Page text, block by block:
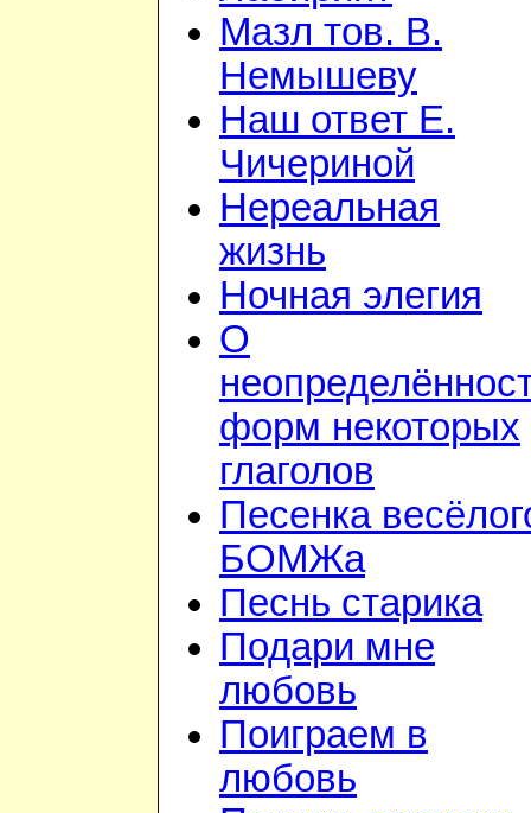
Мазл тов. В.
Немышеву
Наш ответ Е.
Чичериной
Нереальная
жизнь
Ночная элегия
О
форм некоторых
глаголов
Песенка
БОМЖа
Песнь старика
Подари мне
любовь
Поиграем в
любовь